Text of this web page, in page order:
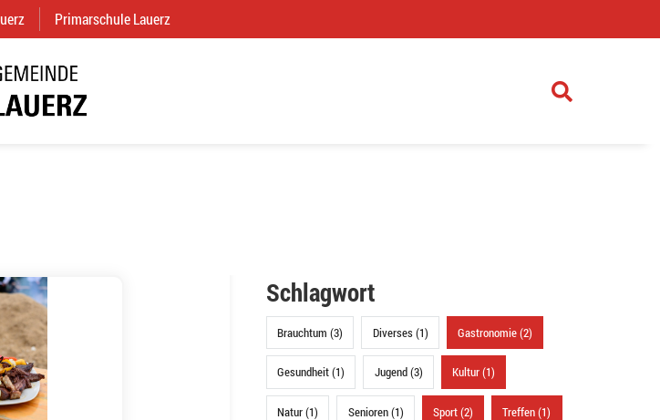
(External Link)
Primarschule Lauerz
Schlagwort
Brauchtum (3) Diverses (1) Gastronomie (2)
Gesundheit (1) Jugend (3) Kultur (1)
Natur (1) Senioren (1) Sport (2) Treffen (1)